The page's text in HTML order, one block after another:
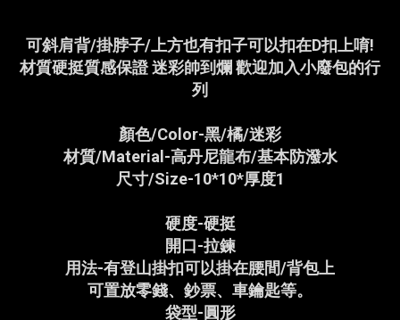
可斜肩背/掛脖子/上方也有扣子可以扣在D扣上唷!
材質硬挺質感保證 迷彩帥到爛 歡迎加入小廢包的行
列
顏色/Color-黑/橘/迷彩
材質/Material-高丹尼龍布/基本防潑水
尺寸/Size-10*10*厚度1
硬度-硬挺
開口-拉鍊
用法-有登山掛扣可以掛在腰間/背包上
可置放零錢、鈔票、車鑰匙等。
袋型-圓形